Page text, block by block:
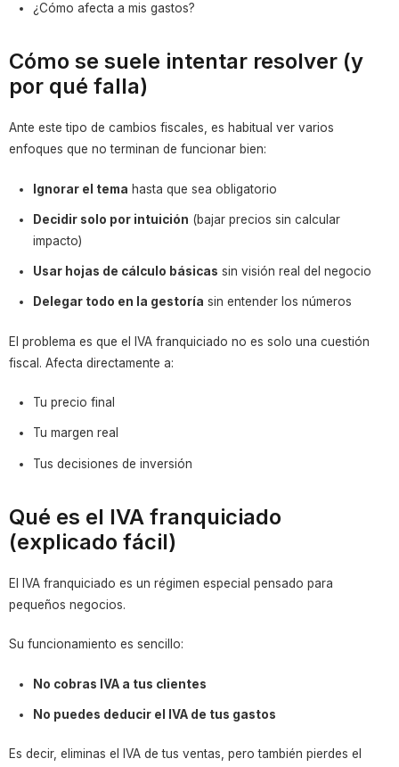
¿Cómo afecta a mis gastos?
Cómo se suele intentar resolver (y
por qué falla)
Ante este tipo de cambios fiscales, es habitual ver varios
enfoques que no terminan de funcionar bien:
Ignorar el tema hasta que sea obligatorio
Decidir solo por intuición (bajar precios sin calcular
impacto)
Usar hojas de cálculo básicas sin visión real del negocio
Delegar todo en la gestoría sin entender los números
El problema es que el IVA franquiciado no es solo una cuestión
fiscal. Afecta directamente a:
Tu precio final
Tu margen real
Tus decisiones de inversión
Qué es el IVA franquiciado
(explicado fácil)
El IVA franquiciado es un régimen especial pensado para
pequeños negocios.
Su funcionamiento es sencillo:
No cobras IVA a tus clientes
No puedes deducir el IVA de tus gastos
Es decir, eliminas el IVA de tus ventas, pero también pierdes el